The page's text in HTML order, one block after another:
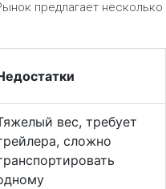
предлагает несколько
вес, требует
сложно